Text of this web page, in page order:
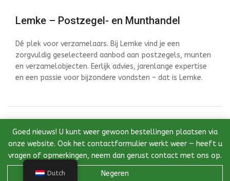
Goed nieuws! U kunt weer gewoon bestellingen plaatsen via
onze website. Ook het contactformulier werkt weer — heeft u
vragen of opmerkingen, neem dan gerust contact met ons op.
Negeren
Lemke – Postzegel- en Munthandel
Dé plek voor verzamelaars. Bij Lemke vind je een
zorgvuldig geselecteerd aanbod aan postzegels, munten
en verzamelobjecten. Eerlijk advies, jarenlange expertise
en een passie voor bijzondere vondsten – dat is Lemke.
door InstantWebDesign
Dutch